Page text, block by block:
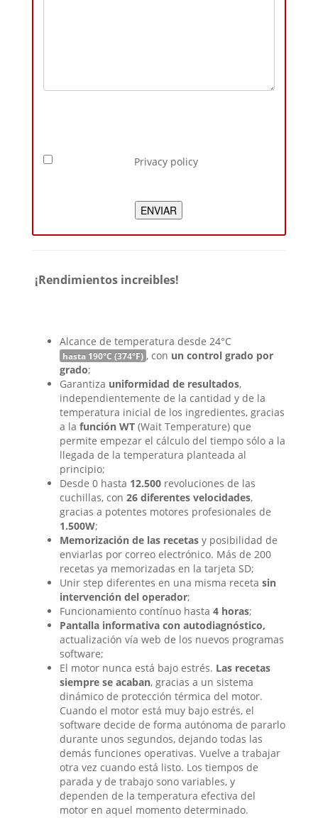
* Privacy policy
ENVIAR
¡Rendimientos increibles!
Alcance de temperatura desde 24°C
hasta 190°C (374°F) , con un control grado por
grado;
Garantiza uniformidad de resultados,
independientemente de la cantidad y de la
temperatura inicial de los ingredientes, gracias
a la función WT(Wait Temperature) que
permite empezar el cálculo del tiempo sólo a la
llegada de la temperatura planteada al
principio;
Desde 0 hasta 12.500revoluciones de las
cuchillas, con 26 diferentes velocidades,
gracias a potentes motores profesionales de
1.500W;
Memorización de las recetasy posibilidad de
enviarlas por correo electrónico. Más de 200
recetas ya memorizadas en la tarjeta SD;
Unir step diferentes en una misma receta sin
intervención del operador;
Funcionamiento contínuo hasta 4 horas;
Pantalla informativa con autodiagnóstico,
actualización vía web de los nuevos programas
software;
El motor nunca está bajo estrés. Las recetas
siempre se acaban, gracias a un sistema
dinámico de protección térmica del motor.
Cuando el motor está muy bajo estrés, el
software decide de forma autónoma de pararlo
durante unos segundos, dejando todas las
demás funciones operativas. Vuelve a trabajar
otra vez cuando está listo. Los tiempos de
parada y de trabajo sono variables, y
dependen de la temperatura efectiva del
motor en aquel momento determinado.